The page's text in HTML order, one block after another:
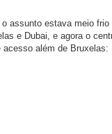
assunto estava meio frio
e Dubai, e agora o
além de Bruxelas: